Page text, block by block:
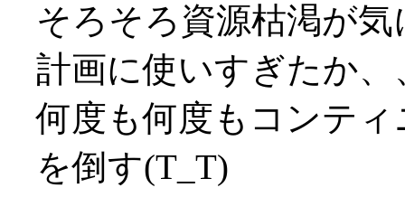
そろそろ資源枯渇が
計画に使いすぎたか、
何度も何度もコンテ
を倒す(T_T)